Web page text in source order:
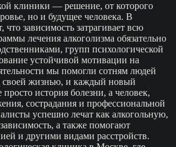
клиники — решение, от которого
но и будущее человека. В
зависимость затрагивает всю
лечения алкоголизма обязательно
групп психологической
устойчивой мотивации на
мы помогли сотням людей
своей жизнью, и каждый новый
история болезни, а человек,
сострадания и профессиональной
успешно лечат как алкогольную,
а также помогают
и другими видами расстройств.